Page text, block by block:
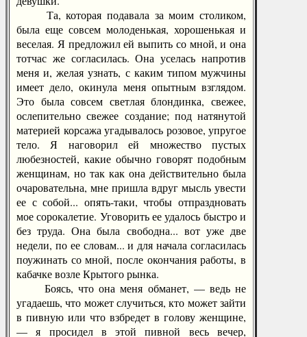
Та, которая подавала за моим столиком,
была еще совсем молоденькая, хорошенькая и
веселая. Я предложил ей выпить со мной, и она
тотчас же согласилась. Она уселась напротив
меня и, желая узнать, с каким типом мужчины
имеет дело, окинула меня опытным взглядом.
Это была совсем светлая блондинка, свежее,
ослепительно свежее создание; под натянутой
материей корсажа угадывалось розовое, упругое
тело. Я наговорил ей множество пустых
любезностей, какие обычно говорят подобным
женщинам, но так как она действительно была
очаровательна, мне пришла вдруг мысль увести
ее с собой... опять-таки, чтобы отпраздновать
мое сорокалетие. Уговорить ее удалось быстро и
без труда. Она была свободна... вот уже две
недели, по ее словам... и для начала согласилась
поужинать со мной, после окончания работы, в
кабачке возле Крытого рынка.
Боясь, что она меня обманет, — ведь не
угадаешь, что может случиться, кто может зайти
в пивную или что взбредет в голову женщине,
— я просидел в этой пивной весь вечер,